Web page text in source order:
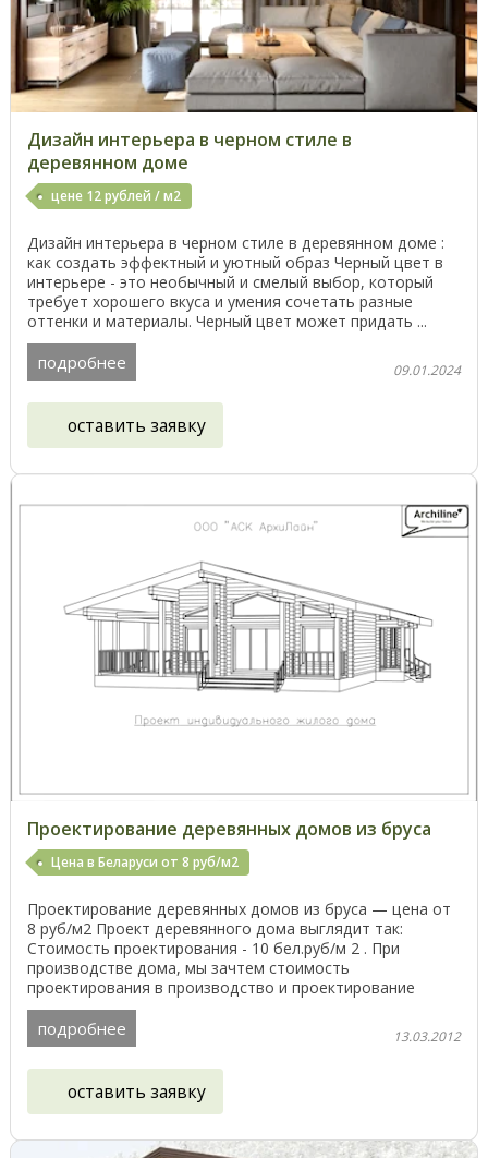
Дизайн интерьера в черном стиле в
деревянном доме
цене 12 рублей / м2
Дизайн интерьера в черном стиле в деревянном доме :
как создать эффектный и уютный образ Черный цвет в
интерьере - это необычный и смелый выбор, который
требует хорошего вкуса и умения сочетать разные
оттенки и материалы. Черный цвет может придать ...
подробнее 09.01.2024
оставить заявку
Проектирование деревянных домов из бруса
Цена в Беларуси от 8 руб/м2
Проектирование деревянных домов из бруса — цена от
8 руб/м2 Проект деревянного дома выглядит так:
Стоимость проектирования - 10 бел.руб/м 2 . При
производстве дома, мы зачтем стоимость
проектирования в производство и проектирование
обойдётся вам ...
подробнее 13.03.2012
оставить заявку